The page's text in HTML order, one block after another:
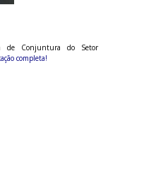
de Conjuntura do Setor
completa!